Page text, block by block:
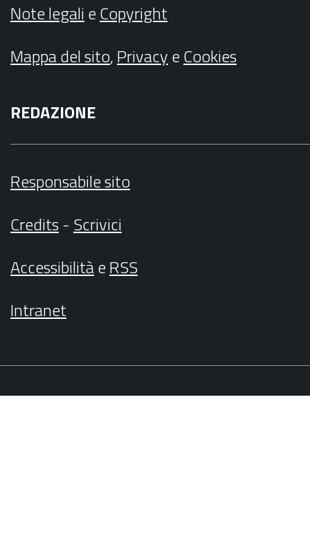
Note legalieCopyright
Mappa del sito,PrivacyeCookies
REDAZIONE
Responsabile sito
Credits- Scrivici
AccessibilitàeRSS
Intranet